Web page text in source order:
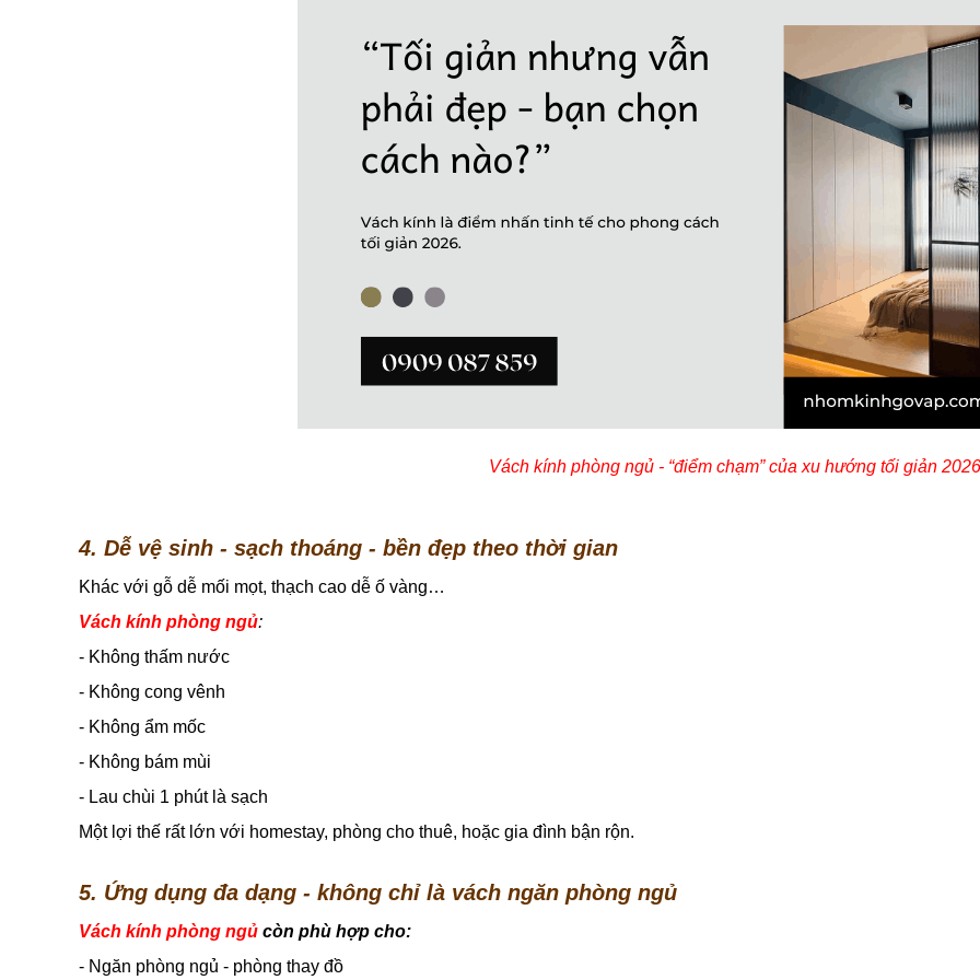
Vách kính phòng ngủ - “điểm chạm” của xu hướng tối giản 2026
4. Dễ vệ sinh - sạch thoáng - bền đẹp theo thời gian
Khác với gỗ dễ mối mọt, thạch cao dễ ố vàng…
Vách kính phòng ngủ:
- Không thấm nước
- Không cong vênh
- Không ẩm mốc
- Không bám mùi
- Lau chùi 1 phút là sạch
Một lợi thế rất lớn với homestay, phòng cho thuê, hoặc gia đình bận rộn.
5. Ứng dụng đa dạng - không chỉ là vách ngăn phòng ngủ
Vách kính phòng ngủ còn phù hợp cho:
- Ngăn phòng ngủ - phòng thay đồ